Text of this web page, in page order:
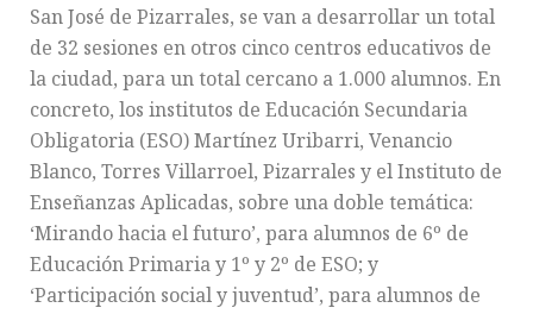
San José de Pizarrales, se van a desarrollar un total
de 32 sesiones en otros cinco centros educativos de
la ciudad, para un total cercano a 1.000 alumnos. En
concreto, los institutos de Educación Secundaria
Obligatoria (ESO) Martínez Uribarri, Venancio
Blanco, Torres Villarroel, Pizarrales y el Instituto de
Enseñanzas Aplicadas, sobre una doble temática:
‘Mirando hacia el futuro’, para alumnos de 6º de
Educación Primaria y 1º y 2º de ESO; y
‘Participación social y juventud’, para alumnos de